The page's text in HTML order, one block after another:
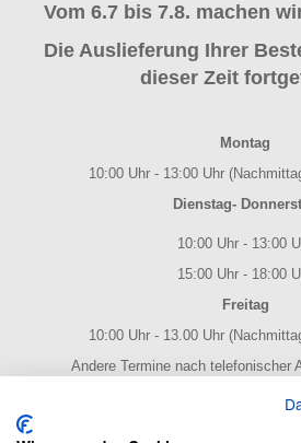
Vom 6.7 bis 7.8. machen
Die Auslieferung Ihrer
dieser Zeit
Montag
10:00 Uhr - 13:00 Uhr
Dienstag-
10:00 Uhr - 13:00
15:00 Uhr - 18:00
Freitag
10:00 Uhr - 13.00 Uhr
Andere Termine nach telefonischer
NOTENPOST BY